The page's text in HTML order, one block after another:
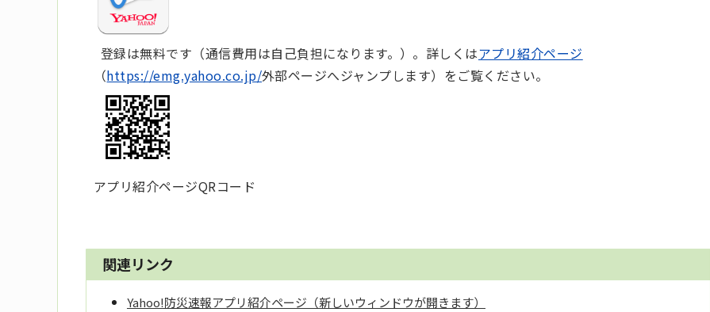
登録は無料です（通信費用は自己負担になります。）。詳しくはアプリ紹介ページ
（https://emg.yahoo.co.jp/外部ページへジャンプします）をご覧ください。
アプリ紹介ページQRコード
関連リンク
Yahoo!防災速報アプリ紹介ページ（新しいウィンドウが開きます）